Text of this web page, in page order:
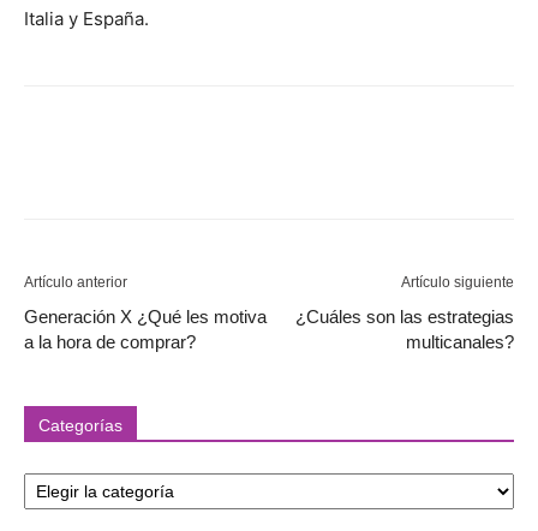
Italia y España.
Artículo anterior
Generación X ¿Qué les motiva
a la hora de comprar?
Artículo siguiente
¿Cuáles son las estrategias
multicanales?
Categorías